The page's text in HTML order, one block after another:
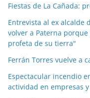
o
r
m
e
s
s
Fiestas de La Cañada:
Entrevista al ex alcalde
volver a Paterna
profeta de su tierra"
Ferrán Torres vuelve a
Espectacular incendio
actividad en empresas